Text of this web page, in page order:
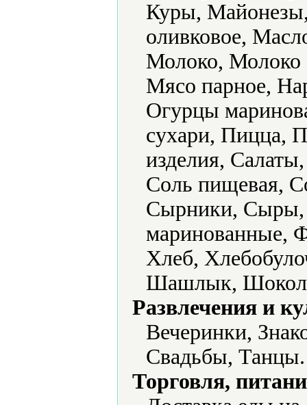
Куры,
оливковое,
Молоко, Молоко
Мясо парное,
Огурцы
сухари, Пицца,
изделия,
Соль пищевая,
Сырники, Сыры,
маринованные,
Хлеб,
Шашлык,
Развлечения и
Вечеринки,
Свадьбы, Танцы.
Торговля,